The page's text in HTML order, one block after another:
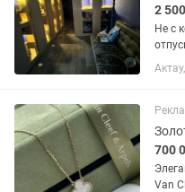
2
Не с
отпуск
700
Van Cleef